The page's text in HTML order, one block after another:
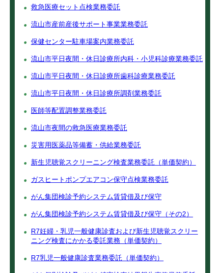
救急医療セット点検業務委託
流山市産前産後サポート事業業務委託
保健センター駐車場案内業務委託
流山市平日夜間・休日診療所内科・小児科診療業務委託
流山市平日夜間・休日診療所歯科診療業務委託
流山市平日夜間・休日診療所調剤業務委託
医師等配置調整業務委託
流山市夜間の救急医療業務委託
災害用医薬品等備蓄・供給業務委託
新生児聴覚スクリーニング検査業務委託（単価契約）
ガスヒートポンプエアコン保守点検業務委託
がん集団検診予約システム賃貸借及び保守
がん集団検診予約システム賃貸借及び保守（その2）
R7妊婦・乳児一般健康診査および新生児聴覚スクリー
ニング検査にかかる委託業務（単価契約）
R7乳児一般健康診査業務委託（単価契約）